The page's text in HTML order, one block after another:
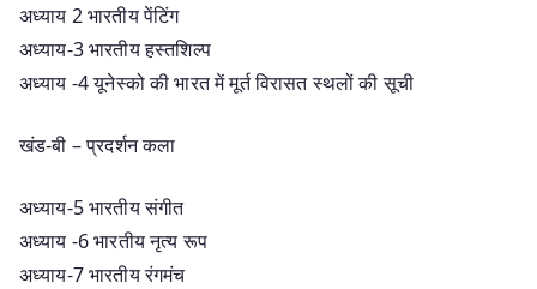
अध्याय 2 भारतीय पेंटिंग
अध्याय-3 भारतीय हस्तशिल्प
अध्याय -4 यूनेस्को की भारत में मूर्त विरासत स्थलों की सूची
खंड-बी – प्रदर्शन कला
अध्याय-5 भारतीय संगीत
अध्याय -6 भारतीय नृत्य रूप
अध्याय-7 भारतीय रंगमंच